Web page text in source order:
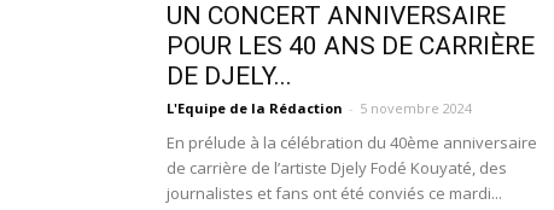
UN CONCERT ANNIVERSAIRE
POUR LES 40 ANS DE CARRIÈRE
DE DJELY...
L'Equipe de la Rédaction - 5 novembre 2024
En prélude à la célébration du 40ème anniversaire
de carrière de l’artiste Djely Fodé Kouyaté, des
journalistes et fans ont été conviés ce mardi...